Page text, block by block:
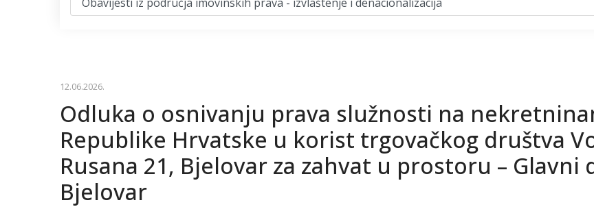
12.06.2026.
Odluka o osnivanju prava služnosti na
Republike Hrvatske u korist trgovačkog društva
Rusana 21, Bjelovar za zahvat u prostoru –
Bjelovar